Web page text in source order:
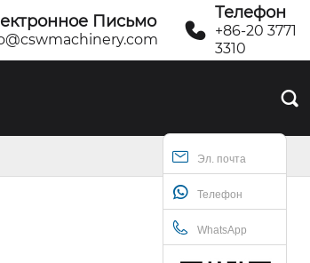
Письмо 
Телефон
+86-20 3771
3310

Эл. почта
Телефон
WhatsApp